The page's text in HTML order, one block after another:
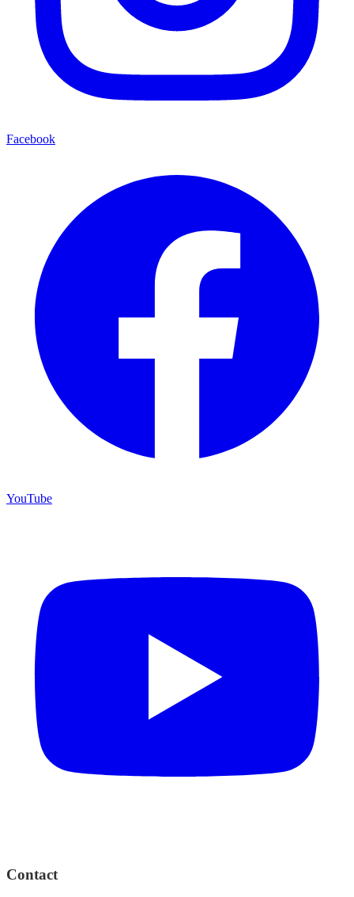
Facebook
YouTube
Contact